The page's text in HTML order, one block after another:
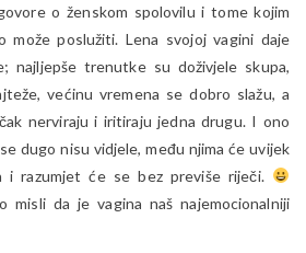
o ženskom spolovilu i tome kojim
može poslužiti. Lena svojoj vagini daje
najljepše trenutke su doživjele skupa,
većinu vremena se dobro slažu, a
nerviraju i iritiraju jedna drugu. I ono
dugo nisu vidjele, među njima će uvijek
i razumjet će se bez previše riječi.
misli da je vagina naš najemocionalniji